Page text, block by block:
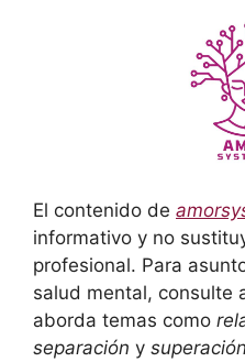
El contenido de
informativo y no
profesional. Para
salud mental, consulte
aborda temas como
separación y